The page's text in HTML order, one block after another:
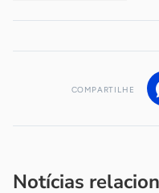
COMPARTILHE
Notícias